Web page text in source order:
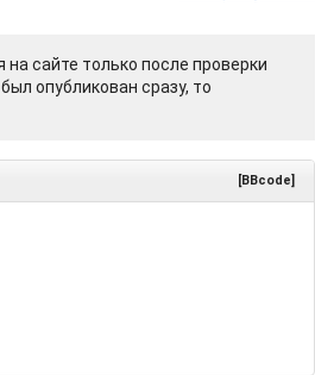
сайте только после проверки
опубликован сразу, то
[BBcode]